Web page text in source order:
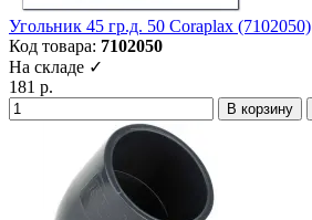
Угольник 45 гр.д. 50 Coraplax (7102050)
Код товара: 7102050
На складе ✓
181 р.
В корзину